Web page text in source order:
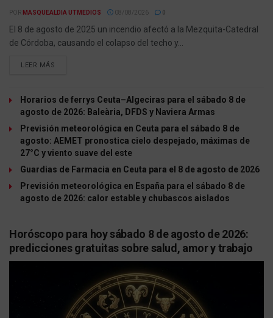
POR MASQUEALDIA UTMEDIOS 08/08/2026
El 8 de agosto de 2025 un incendio afectó a la Mezquita-Catedral
de Córdoba, causando el colapso del techo y...
LEER MÁS
Horarios de ferrys Ceuta–Algeciras para el sábado 8 de
agosto de 2026: Baleària, DFDS y Naviera Armas
Previsión meteorológica en Ceuta para el sábado 8 de
agosto: AEMET pronostica cielo despejado, máximas de
27°C y viento suave del este
Guardias de Farmacia en Ceuta para el 8 de agosto de 2026
Previsión meteorológica en España para el sábado 8 de
agosto de 2026: calor estable y chubascos aislados
Horóscopo para hoy sábado 8 de agosto de 2026:
predicciones gratuitas sobre salud, amor y trabajo